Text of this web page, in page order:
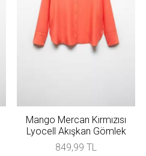
Mango Mercan Kırmızısı
Lyocell Akışkan Gömlek
849,99 TL